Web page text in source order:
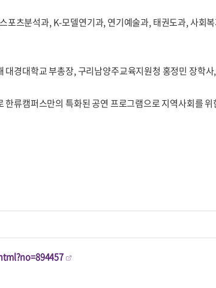
츠분석과, K-모델연기과, 연기예술과, 태권도과, 사
경대학교 부총장, 구리남양주교육지원청 홍정민 장학
류캠퍼스만의 특화된 공연 프로그램으로 지역사회를